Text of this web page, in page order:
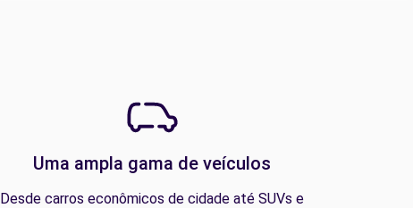
Uma ampla gama de veículos
Desde carros econômicos de cidade até SUVs e